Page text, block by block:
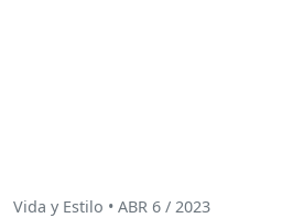
Vida y Estilo • ABR 6 / 2023